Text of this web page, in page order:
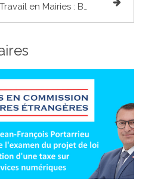
Les Réunions de Travail en Mairies : Bouloc